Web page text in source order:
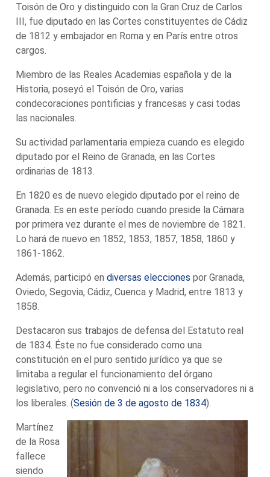
Toisón de Oro y distinguido con la Gran Cruz de Carlos
III, fue diputado en las Cortes constituyentes de Cádiz
de 1812 y embajador en Roma y en París entre otros
cargos.
Miembro de las Reales Academias española y de la
Historia, poseyó el Toisón de Oro, varias
condecoraciones pontificias y francesas y casi todas
las nacionales.
Su actividad parlamentaria empieza cuando es elegido
diputado por el Reino de Granada, en las Cortes
ordinarias de 1813.
En 1820 es de nuevo elegido diputado por el reino de
Granada. Es en este período cuando preside la Cámara
por primera vez durante el mes de noviembre de 1821.
Lo hará de nuevo en 1852, 1853, 1857, 1858, 1860 y
1861-1862.
Además, participó endiversas elecciones por Granada,
Oviedo, Segovia, Cádiz, Cuenca y Madrid, entre 1813 y
1858.
Destacaron sus trabajos de defensa del Estatuto real
de 1834. Éste no fue considerado como una
constitución en el puro sentido jurídico ya que se
limitaba a regular el funcionamiento del órgano
legislativo, pero no convenció ni a los conservadores ni a
los liberales. (Sesión de 3 de agosto de 1834).
Martínez
de la Rosa
fallece
siendo